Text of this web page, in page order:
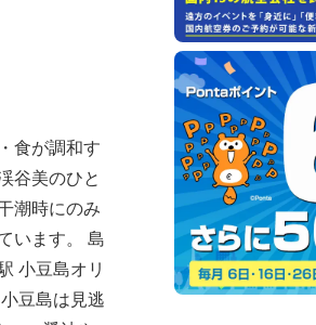
食が調和す
谷美のひと
潮時にのみ
います。 島
小豆島オリ
豆島は見逃